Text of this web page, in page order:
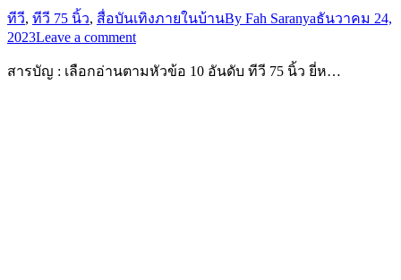
ทีวี, ทีวี 75 นิ้ว, สื่อบันเทิงภายในบ้านBy Fah Saranyaธันวาคม 24,
2023Leave a comment
สารบัญ : เลือกอ่านตามหัวข้อ 10 อันดับ ทีวี 75 นิ้ว ยี่ห…